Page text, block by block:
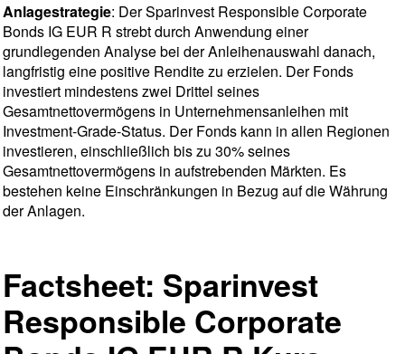
Anlagestrategie: Der Sparinvest Responsible Corporate
Bonds IG EUR R strebt durch Anwendung einer
grundlegenden Analyse bei der Anleihenauswahl danach,
langfristig eine positive Rendite zu erzielen. Der Fonds
investiert mindestens zwei Drittel seines
Gesamtnettovermögens in Unternehmensanleihen mit
Investment-Grade-Status. Der Fonds kann in allen Regionen
investieren, einschließlich bis zu 30% seines
Gesamtnettovermögens in aufstrebenden Märkten. Es
bestehen keine Einschränkungen in Bezug auf die Währung
der Anlagen.
Factsheet: Sparinvest
Responsible Corporate